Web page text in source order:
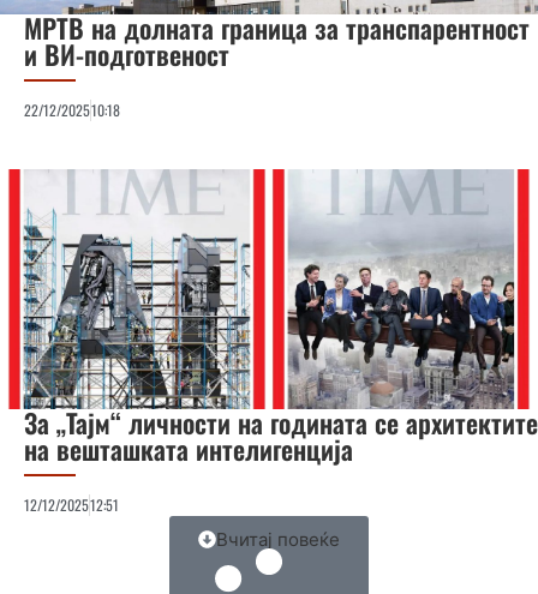
МРТВ на долната граница за транспарентност
и ВИ-подготвеност
22/12/202510:18
За „Тајм“ личности на годината се архитектите
на вешташката интелигенција
12/12/202512:51
Вчитај повеќе